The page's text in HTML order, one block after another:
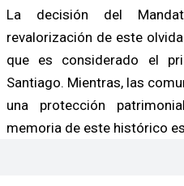
La decisión del
revalorización de este
que es considerado el
Santiago. Mientras, las
una protección
memoria de este histórico